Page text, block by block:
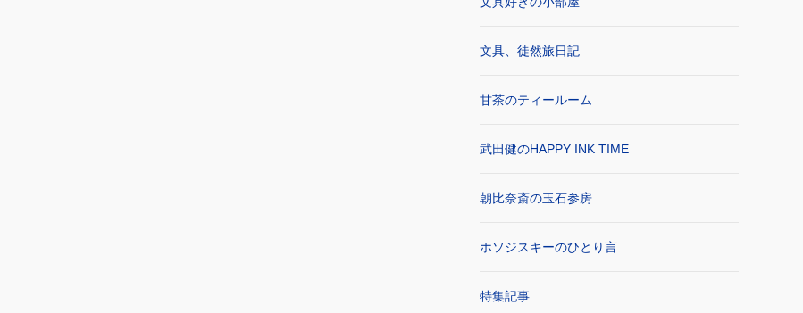
文具、徒然旅日記
甘茶のティールーム
武田健のHAPPY INK TIME
朝比奈斎の玉石参房
ホソジスキーのひとり言
特集記事